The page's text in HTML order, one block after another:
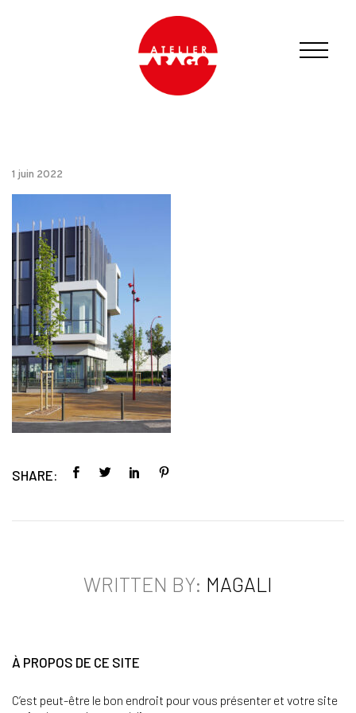
1 juin 2022
SHARE:
WRITTEN BY: MAGALI
À PROPOS DE CE SITE
C’est peut-être le bon endroit pour vous présenter et votre site